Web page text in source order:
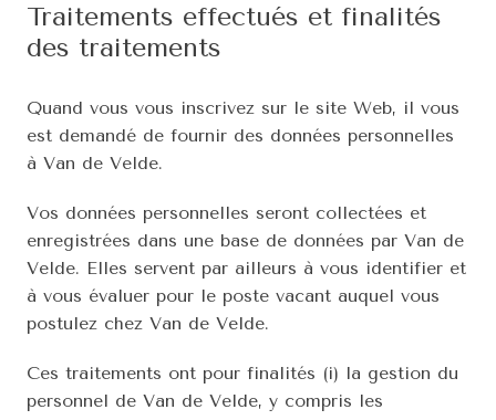
Traitements effectués et finalités
des traitements
Quand vous vous inscrivez sur le site Web, il vous
est demandé de fournir des données personnelles
à Van de Velde.
Vos données personnelles seront collectées et
enregistrées dans une base de données par Van de
Velde. Elles servent par ailleurs à vous identifier et
à vous évaluer pour le poste vacant auquel vous
postulez chez Van de Velde.
Ces traitements ont pour finalités (i) la gestion du
personnel de Van de Velde, y compris les